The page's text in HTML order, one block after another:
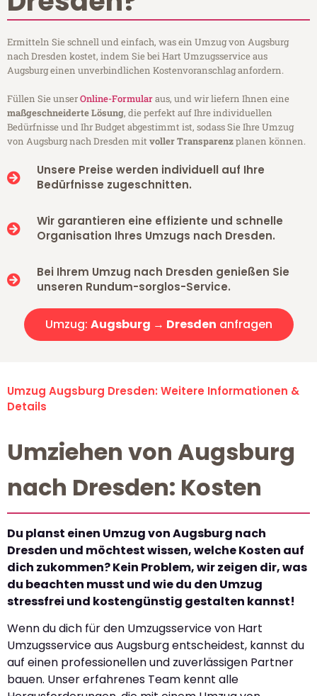
Ermitteln Sie schnell und einfach, was ein Umzug von Augsburg
nach Dresden kostet, indem Sie bei Hart Umzugsservice aus
Augsburg einen unverbindlichen Kostenvoranschlag anfordern.
Füllen Sie unserOnline-Formularaus, und wir liefern Ihnen eine
maßgeschneiderte Lösung, die perfekt auf Ihre individuellen
Bedürfnisse und Ihr Budget abgestimmt ist, sodass Sie Ihre Umzug
von Augsburg nach Dresden mitvoller Transparenzplanen können.
Unsere Preise werden individuell auf Ihre
Bedürfnisse zugeschnitten.
Wir garantieren eine effiziente und schnelle
Organisation Ihres Umzugs nach Dresden.
Bei Ihrem Umzug nach Dresden genießen Sie
unseren Rundum-sorglos-Service.
Umzug: Augsburg → Dresden anfragen
Umzug Augsburg Dresden: Weitere Informationen &
Details
Umziehen von Augsburg
nach Dresden: Kosten
Du planst einen Umzug von Augsburg nach
Dresden und möchtest wissen, welche Kosten auf
dich zukommen? Kein Problem, wir zeigen dir, was
du beachten musst und wie du den Umzug
stressfrei und kostengünstig gestalten kannst!
Wenn du dich für den Umzugsservice von Hart
Umzugsservice aus Augsburg entscheidest, kannst du
auf einen professionellen und zuverlässigen Partner
bauen. Unser erfahrenes Team kennt alle